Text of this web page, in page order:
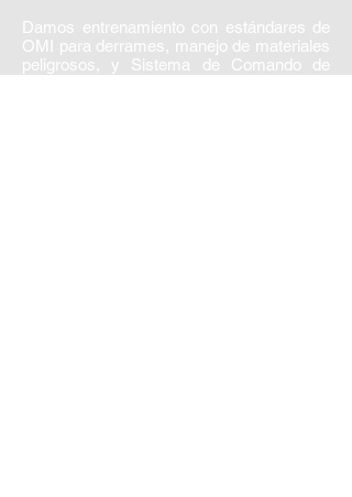
Damos entrenamiento con estándares de
OMI para derrames, manejo de materiales
peligrosos, y Sistema de Comando de